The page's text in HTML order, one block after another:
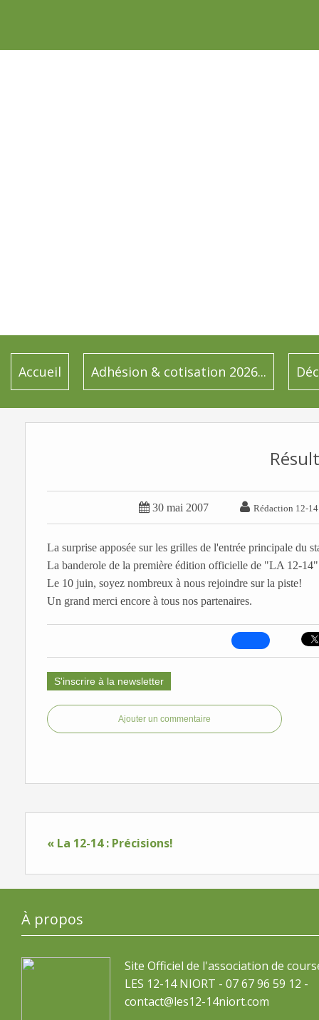
Accueil Adhésion & cotisation 2026...
 30 mai 2007  Rédaction 12-14
La surprise apposée sur les grilles de l'entrée principale du
La banderole de la première édition officielle de "LA 12-
Le 10 juin, soyez nombreux à nous rejoindre sur la piste!
Un grand merci encore à tous nos partenaires.
S'inscrire à la newsletter
Ajouter un commentaire
« La 12-14 : Précisions!
À propos
Site Officiel de l'association de
LES 12-14 NIORT - 07 67 96 59 12 -
contact@les12-14niort.com